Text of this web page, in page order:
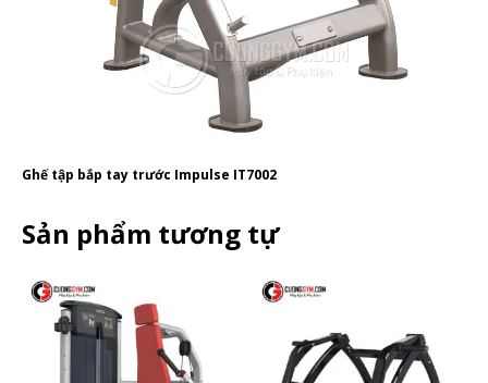
Ghế tập bắp tay trước Impulse IT7002
Sản phẩm tương tự